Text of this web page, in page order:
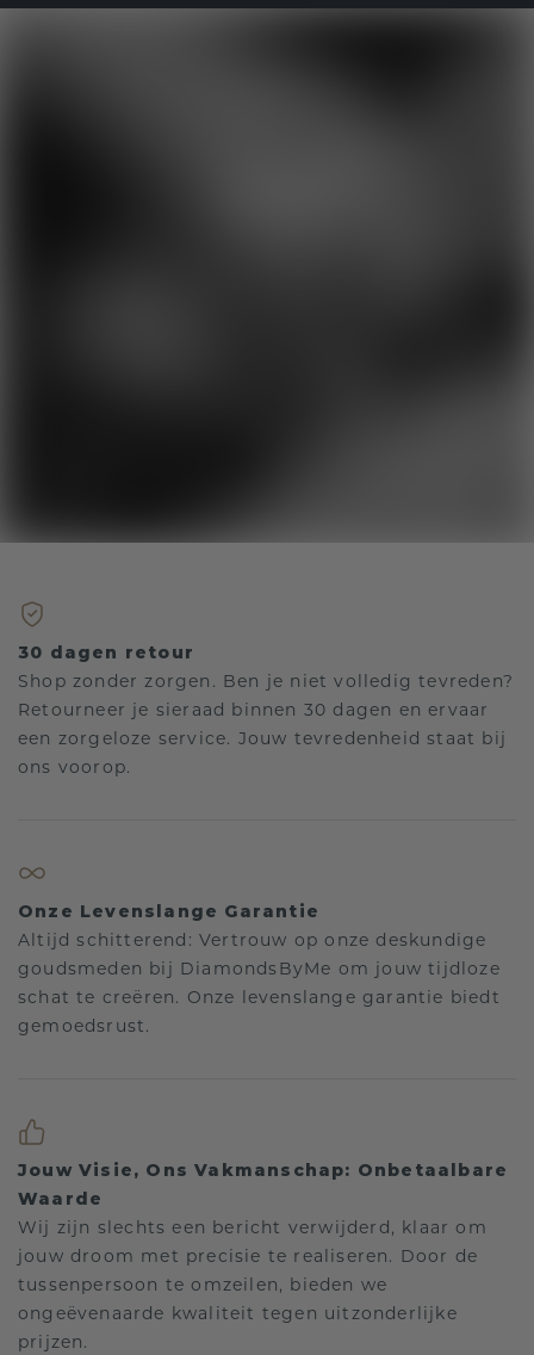
30 dagen retour
Shop zonder zorgen. Ben je niet volledig tevreden?
Retourneer je sieraad binnen 30 dagen en ervaar
een zorgeloze service. Jouw tevredenheid staat bij
ons voorop.
Onze Levenslange Garantie
Altijd schitterend: Vertrouw op onze deskundige
goudsmeden bij DiamondsByMe om jouw tijdloze
schat te creëren. Onze levenslange garantie biedt
gemoedsrust.
Jouw Visie, Ons Vakmanschap: Onbetaalbare
Waarde
Wij zijn slechts een bericht verwijderd, klaar om
jouw droom met precisie te realiseren. Door de
tussenpersoon te omzeilen, bieden we
ongeëvenaarde kwaliteit tegen uitzonderlijke
prijzen.